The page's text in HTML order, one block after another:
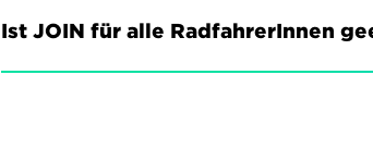
Ist JOIN für alle RadfahrerInnen